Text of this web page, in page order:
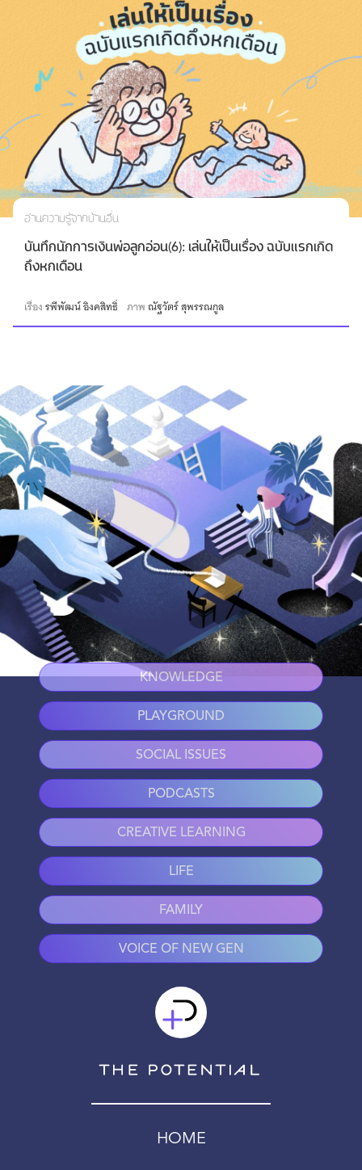
อ่านความรู้จากบ้านอื่น
บันทึกนักการเงินพ่อลูกอ่อน(6): เล่นให้เป็นเรื่อง ฉบับแรกเกิด
ถึงหกเดือน
เรื่องรพีพัฒน์ อิงคสิทธิ์ ภาพณัฐวัตร์ สุพรรณกูล
KNOWLEDGE
PLAYGROUND
SOCIAL ISSUES
PODCASTS
CREATIVE LEARNING
LIFE
FAMILY
VOICE OF NEW GEN
HOME